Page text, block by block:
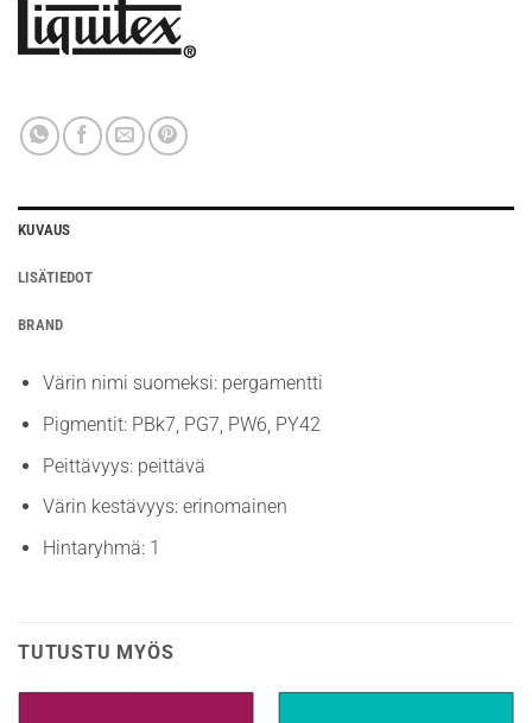
KUVAUS
LISÄTIEDOT
BRAND
Värin nimi suomeksi: pergamentti
Pigmentit: PBk7, PG7, PW6, PY42
Peittävyys: peittävä
Värin kestävyys: erinomainen
Hintaryhmä: 1
TUTUSTU MYÖS